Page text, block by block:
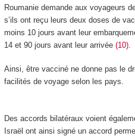
Roumanie demande aux voyageurs
s’ils ont reçu leurs deux doses de
moins 10 jours avant leur
14 et 90 jours avant leur arrivée (10).
Ainsi, être vacciné ne donne pas le
facilités de voyage selon les pays.
Des accords bilatéraux voient
Israël ont ainsi signé un accord